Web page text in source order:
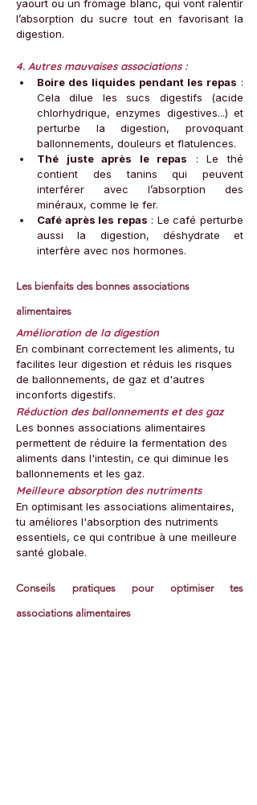
yaourt ou un fromage blanc, qui vont ralentir
l’absorption du sucre tout en favorisant la
digestion.
4. Autres mauvaises associations :
Boire des liquides pendant les repas :
Cela dilue les sucs digestifs (acide
chlorhydrique, enzymes digestives...) et
perturbe la digestion, provoquant
ballonnements, douleurs et flatulences.
Thé juste après le repas : Le thé
contient des tanins qui peuvent
interférer avec l’absorption des
minéraux, comme le fer.
Café après les repas : Le café perturbe
aussi la digestion, déshydrate et
interfère avec nos hormones.
Les bienfaits des bonnes associations
alimentaires
Amélioration de la digestion
En combinant correctement les aliments, tu
facilites leur digestion et réduis les risques
de ballonnements, de gaz et d'autres
inconforts digestifs.
Réduction des ballonnements et des gaz
Les bonnes associations alimentaires
permettent de réduire la fermentation des
aliments dans l'intestin, ce qui diminue les
ballonnements et les gaz.
Meilleure absorption des nutriments
En optimisant les associations alimentaires,
tu améliores l'absorption des nutriments
essentiels, ce qui contribue à une meilleure
santé globale.
Conseils pratiques pour optimiser tes
associations alimentaires